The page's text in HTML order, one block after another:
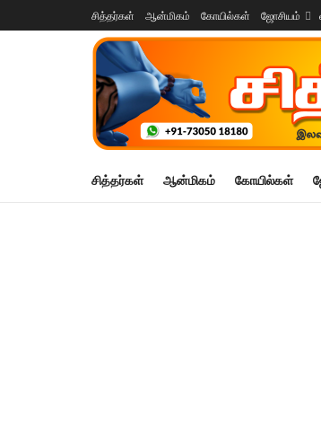
சித்தர்கள் ஆன்மிகம் கோயில்கள் ஜோசியம்
சித்தர்கள் ஆன்மிகம் கோயில்கள்